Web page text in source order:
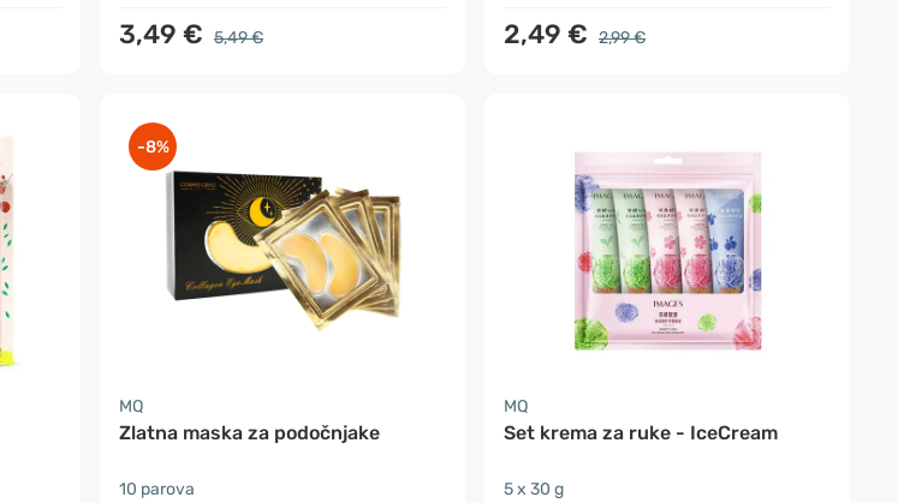
3,49 € 5,49 € 2,49 € 2,99 €
-8%
MQ
Zlatna maska za podočnjake
10 parova
MQ
Set krema za ruke - IceCream
5 x 30 g